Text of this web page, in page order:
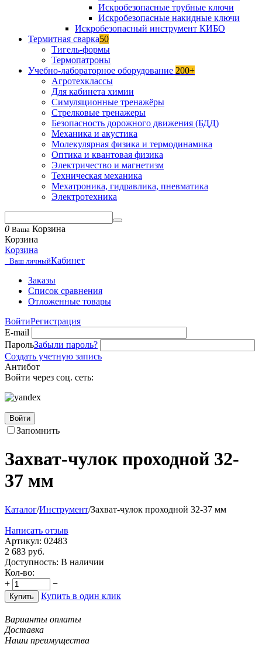
Искробезопасные трубные ключи
Искробезопасные накидные ключи
Искробезопасный инструмент КИБО
Термитная сварка50
Тигель-формы
Термопатроны
Учебно-лабораторное оборудование 200+
Агротехклассы
Для кабинета химии
Симуляционные тренажёры
Стрелковые тренажеры
Безопасность дорожного движения (БДД)
Механика и акустика
Молекулярная физика и термодинамика
Оптика и квантовая физика
Электричество и магнетизм
Техническая механика
Мехатроника, гидравлика, пневматика
Электротехника
0 Ваша Корзина
Корзина
Корзина
Ваш личныйКабинет
Заказы
Список сравнения
Отложенные товары
ВойтиРегистрация
E-mail
ПарольЗабыли пароль?
Создать учетную запись
Антибот
Войти через соц. сеть:
Войти
Запомнить
Захват-чулок проходной 32-
37 мм
Каталог/Инструмент/Захват-чулок проходной 32-37 мм
Написать отзыв
Артикул: 02483
2 683 руб.
Доступность: В наличии
Кол-во:
+
−
Купить Купить в один клик
Варианты оплаты
Доставка
Наши преимущества